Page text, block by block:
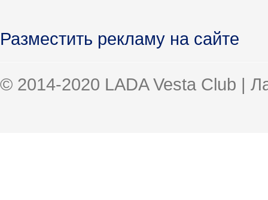
Разместить рекламу на сайте
© 2014-2020 LADA Vesta Club |